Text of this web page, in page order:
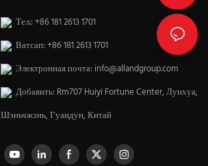
Тел.: +86 181 2613 1701
Ватсап: +86 181 2613 1701
Электронная почта: info@allandgroup.com
Добавить: Rm707 Huiyi Fortune Center, Лунхуа,
Шэньчжэнь, Гуандун, Китай